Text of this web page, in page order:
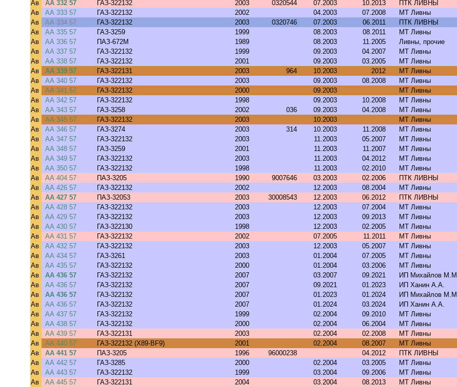
Ав
АА 332 57 ГАЗ-322132 2003 0320544 07.2003 10.2013
ПТК ЛИВНЫ
Ав
АА 333 57 ГАЗ-322132 2002 04.2003 07.2008 МТ Ливны
Ав
АА 334 57 ГАЗ-322132 2003 0320746 07.2003 06.2011 ПТК ЛИВНЫ
Ав
АА 335 57 ГАЗ-3259 1999 08.2003 08.2011 МТ Ливны
Ав
АА 336 57 ПАЗ-672М 1989 08.2003 11.2005 Ливны, прочие
Ав
АА 337 57 ГАЗ-322132 1999 09.2003 04.2007 МТ Ливны
Ав
АА 338 57 ГАЗ-322132 2001 09.2003 03.2005 МТ Ливны
Ав
АА 339 57 ГАЗ-322131 2003 964 10.2003 2012 МТ Ливны
Ав
АА 340 57 ГАЗ-322132 2003 09.2003 08.2008 МТ Ливны
Ав
АА 341 57 ГАЗ-322132 2000 09.2003
МТ Ливны
Ав
АА 342 57 ГАЗ-322132 1998 09.2003 10.2008 МТ Ливны
Ав
АА 343 57 ГАЗ-3258 2002 036 09.2003 04.2008 МТ Ливны
Ав
АА 345 57 ГАЗ-322132 2003 10.2003
МТ Ливны
Ав
АА 346 57 ГАЗ-3274 2003 314 10.2003 11.2008 МТ Ливны
Ав
АА 347 57 ГАЗ-322132 2003 11.2003 05.2007 МТ Ливны
Ав
АА 348 57 ГАЗ-3259 2001 11.2003 11.2007 МТ Ливны
Ав
АА 349 57 ГАЗ-322132 2003 11.2003 04.2012 МТ Ливны
Ав
АА 350 57 ГАЗ-322132 1998 11.2003 02.2010 МТ Ливны
Ав
АА 404 57 ПАЗ-3205 1990 9007646 03.2003 02.2006 ПТК ЛИВНЫ
Ав
АА 426 57 ГАЗ-322132 2002 12.2003 08.2004 МТ Ливны
Ав
АА 427 57 ПАЗ-32053 2003 30008543 12.2003 06.2012
ПТК ЛИВНЫ
Ав
АА 428 57 ГАЗ-322132 2003 12.2003 07.2004 МТ Ливны
Ав
АА 429 57 ГАЗ-322132 2003 12.2003 09.2013 МТ Ливны
Ав
АА 430 57 ГАЗ-322130 1998 12.2003 02.2005 МТ Ливны
Ав
АА 431 57 ГАЗ-322132 2002 07.2005 11.2011 МТ Ливны
Ав
АА 432 57 ГАЗ-322132 2003 12.2003 05.2007 МТ Ливны
Ав
АА 434 57 ГАЗ-3261 2003 01.2004 07.2005 МТ Ливны
Ав
АА 435 57 ГАЗ-322132 2000 01.2004 03.2006 МТ Ливны
Ав
АА 436 57 ГАЗ-322132 2007 03.2007 09.2021 ИП Михайлов М.М.
Ав
АА 436 57 ГАЗ-322132 2007 09.2021 01.2023 ИП Ханин А.А.
Ав
АА 436 57 ГАЗ-322132 2007 01.2023 01.2024 ИП Михайлов М.М.
Ав
АА 436 57 ГАЗ-322132 2007 01.2024 03.2024 ИП Ханин А.А.
Ав
АА 437 57 ГАЗ-322132 1999 02.2004 09.2010 МТ Ливны
Ав
АА 438 57 ГАЗ-322132 2000 02.2004 06.2004 МТ Ливны
Ав
АА 439 57 ГАЗ-322131 2003 02.2004 02.2008
МТ Ливны
Ав
АА 440 57 ГАЗ-322132 (X89-BF9) 2001 02.2004 08.2007
МТ Ливны
Ав
АА 441 57 ПАЗ-3205 1996 96000238 04.2012 ПТК ЛИВНЫ
Ав
АА 442 57 ГАЗ-3285 2000 02.2004 03.2005 МТ Ливны
Ав
АА 443 57 ГАЗ-322132 1999 03.2004 09.2006
МТ Ливны
Ав
АА 445 57 ГАЗ-322131 2004 03.2004 08.2013
МТ Ливны